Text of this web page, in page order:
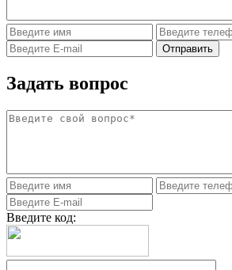
Задать вопрос
Введите код: